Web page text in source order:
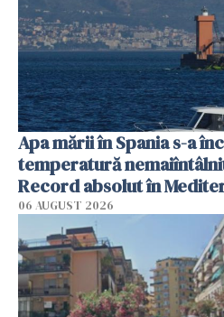
Apa mării în Spania s-a
temperatură
Record absolut în
06 AUGUST 2026